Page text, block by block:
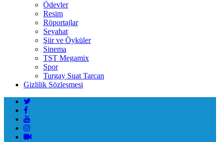
Ödevler
Resim
Röportajlar
Seyahat
Şiir ve Öyküler
Sinema
TST Megamix
Spor
Turgay Suat Tarcan
Gizlilik Sözleşmesi